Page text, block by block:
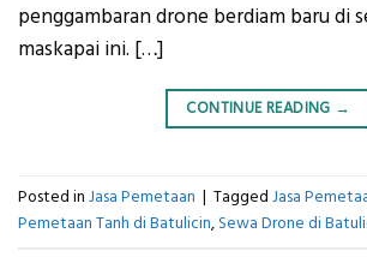
penggambaran drone berdiam baru di
maskapai ini. […]
CONTINUE READING →
Posted in Jasa Pemetaan | Tagged Jasa
Pemetaan Tanh di Batulicin,Sewa Drone di